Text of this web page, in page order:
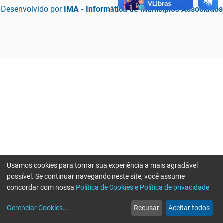
Desenvolvido por IMA - Informática de Municípios Associados
web
Notícias
more_horiz
Mais
Usamos cookies para tornar sua experiência a mais agradável
possível. Se continuar navegando neste site, você assume
concordar com nossa Política de Cookies e Política de privacidade
Gerenciar Cookies... Recusar Aceitar todos
Erro ao enviar informações, por favor tente novamente